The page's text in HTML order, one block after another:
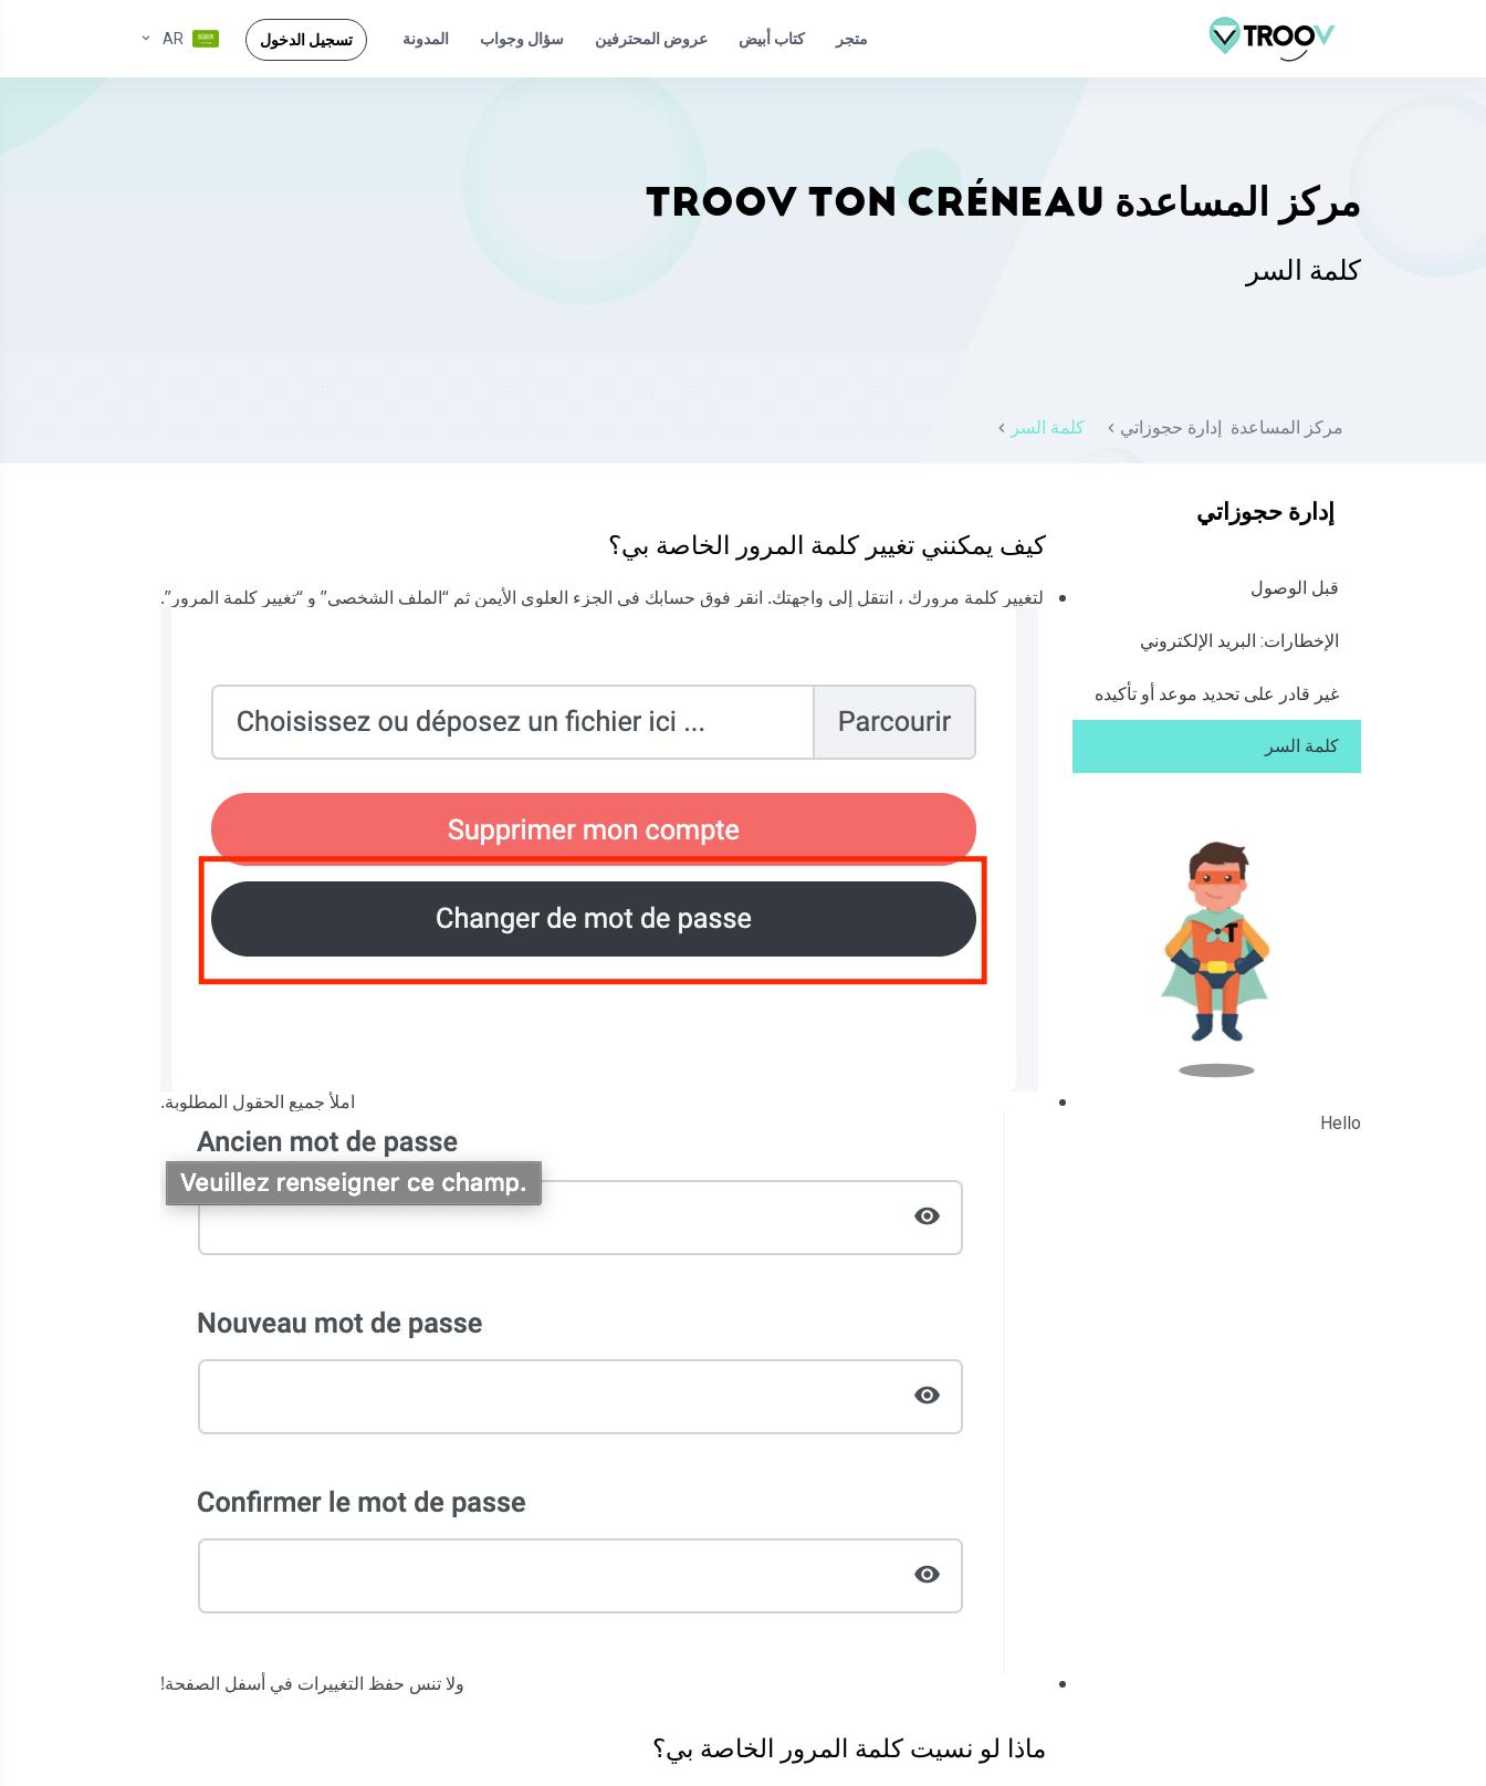
متجر كتاب أبيض عروض المحترفين سؤال وجواب المدونة تسجيل الدخول AR
مركز المساعدة TROOV TON CRÉNEAU
كلمة السر
مركز المساعدة إدارة حجوزاتي كلمة السر
إدارة حجوزاتي
قبل الوصول
الإخطارات: البريد الإلكتروني
غير قادر على تحديد موعد أو تأكيده
كلمة السر
Hello
كيف يمكنني تغيير كلمة المرور الخاصة بي؟
لتغيير كلمة مرورك ، انتقل إلى واجهتك. انقر فوق حسابك في الجزء العلوي الأيمن ثم “الملف الشخصي” و “تغيير كلمة المرور”.
املأ جميع الحقول المطلوبة.
ولا تنس حفظ التغييرات في أسفل الصفحة!
ماذا لو نسيت كلمة المرور الخاصة بي؟